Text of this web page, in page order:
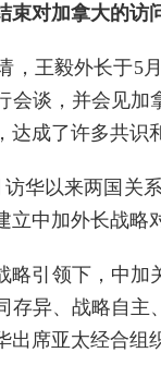
束对加拿大的
，王毅外长于5
会谈，并会见
达成了许多共识
华以来两国关
立中加外长战
略引领下，中
存异、战略自
出席亚太经合